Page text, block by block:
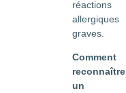
réactions
allergiques
graves.
Comment
reconnaître
un